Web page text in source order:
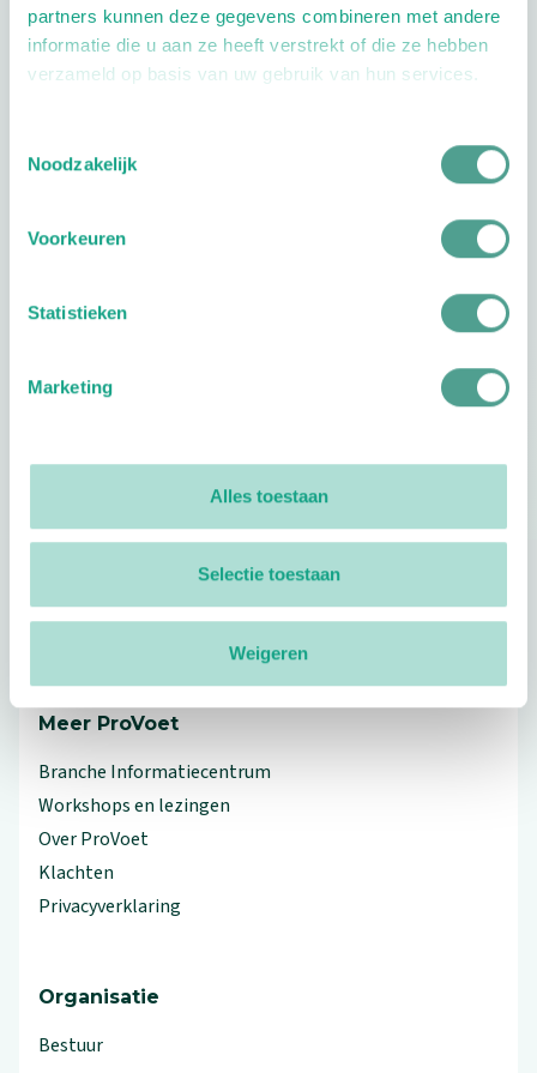
partners kunnen deze gegevens combineren met andere
informatie die u aan ze heeft verstrekt of die ze hebben
verzameld op basis van uw gebruik van hun services.
Noodzakelijk
Voorkeuren
Statistieken
Marketing
Alles toestaan
Selectie toestaan
Weigeren
Openingstijden
DagTijd
Reviews
(Let op uitgaande link)
(Let op uitgaande link)
twitter(Let op uitgaande link)
instagram
Meer ProVoet
Branche Informatiecentrum
Workshops en lezingen
Over ProVoet
Klachten
Privacyverklaring
Organisatie
Bestuur